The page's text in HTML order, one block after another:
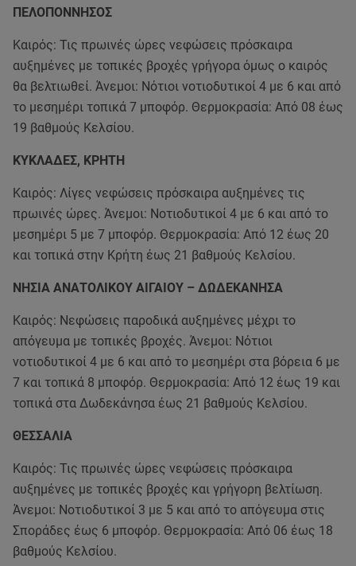
ΠΕΛΟΠΟΝΝΗΣΟΣ
Καιρός: Τις πρωινές ώρες νεφώσεις πρόσκαιρα
αυξημένες με τοπικές βροχές γρήγορα όμως ο καιρός
θα βελτιωθεί. Άνεμοι: Νότιοι νοτιοδυτικοί 4 με 6 και από
το μεσημέρι τοπικά 7 μποφόρ. Θερμοκρασία: Από 08 έως
19 βαθμούς Κελσίου.
ΚΥΚΛΑΔΕΣ, ΚΡΗΤΗ
Καιρός: Λίγες νεφώσεις πρόσκαιρα αυξημένες τις
πρωινές ώρες. Άνεμοι: Νοτιοδυτικοί 4 με 6 και από το
μεσημέρι 5 με 7 μποφόρ. Θερμοκρασία: Από 12 έως 20
και τοπικά στην Κρήτη έως 21 βαθμούς Κελσίου.
ΝΗΣΙΑ ΑΝΑΤΟΛΙΚΟΥ ΑΙΓΑΙΟΥ – ΔΩΔΕΚΑΝΗΣΑ
Καιρός: Νεφώσεις παροδικά αυξημένες μέχρι το
απόγευμα με τοπικές βροχές. Άνεμοι: Νότιοι
νοτιοδυτικοί 4 με 6 και από το μεσημέρι στα βόρεια 6 με
7 και τοπικά 8 μποφόρ. Θερμοκρασία: Από 12 έως 19 και
τοπικά στα Δωδεκάνησα έως 21 βαθμούς Κελσίου.
ΘΕΣΣΑΛΙΑ
Καιρός: Τις πρωινές ώρες νεφώσεις πρόσκαιρα
αυξημένες με τοπικές βροχές και γρήγορη βελτίωση.
Άνεμοι: Νοτιοδυτικοί 3 με 5 και από το απόγευμα στις
Σποράδες έως 6 μποφόρ. Θερμοκρασία: Από 06 έως 18
βαθμούς Κελσίου.